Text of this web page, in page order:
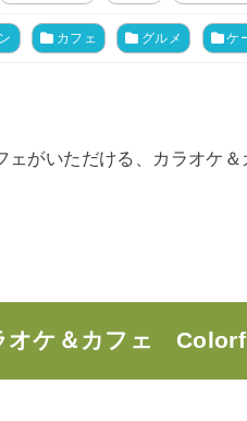
カフェ グルメ ケ
がいただける、カラオケ
オケ＆カフェ